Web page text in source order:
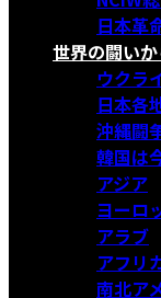
日本革
世界の闘いか
ウクラ
日本各
沖縄闘
韓国は
アジア
ヨーロ
アラブ
アフリ
南北ア